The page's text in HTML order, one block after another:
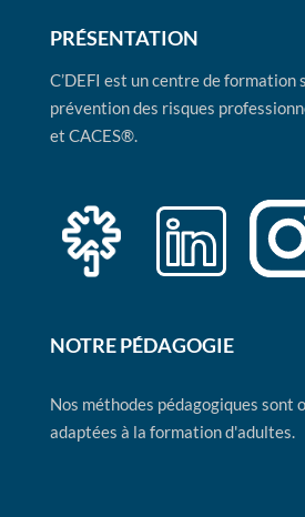
PRÉSENTATION
C’DEFI est un centre de formation
prévention des risques
et CACES®.
NOTRE PÉDAGOGIE
Nos méthodes pédagogiques sont
adaptées à la formation d'adultes.